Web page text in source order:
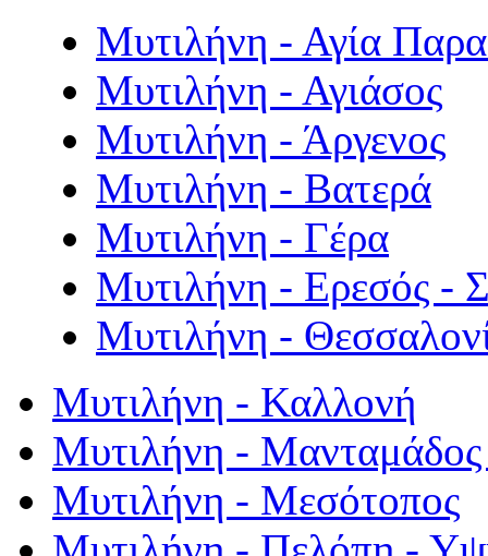
Μυτιλήνη - Αγία
Μυτιλήνη - Αγιάσος
Μυτιλήνη - Άργενος
Μυτιλήνη - Βατερά
Μυτιλήνη - Γέρα
Μυτιλήνη - Ερεσός -
Μυτιλήνη -
Μυτιλήνη - Καλλονή
Μυτιλήνη - Μανταμάδος
Μυτιλήνη - Μεσότοπος